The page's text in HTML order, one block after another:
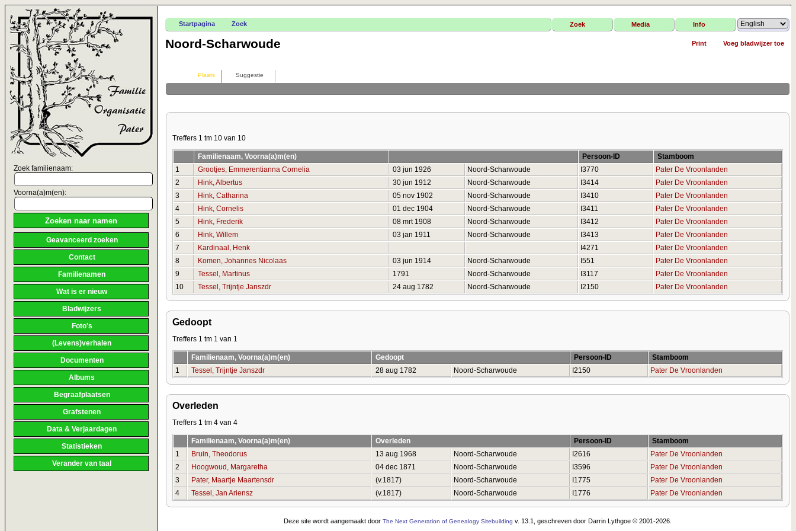
Zoek familienaam:
Voorna(a)m(en):
Geavanceerd zoeken
Contact
Familienamen
Wat is er nieuw
Bladwijzers
Foto's
(Levens)verhalen
Documenten
Albums
Begraafplaatsen
Grafstenen
Data & Verjaardagen
Statistieken
Verander van taal
Startpagina Zoek Zoek Media Info
Print Voeg bladwijzer toe
Noord-Scharwoude
Plaats Suggestie
Treffers 1 tm 10 van 10
Familienaam, Voorna(a)m(en) Persoon-ID
Stamboom
1
Grootjes, Emmerentianna Cornelia 03 jun 1926 Noord-Scharwoude I3770
Pater De Vroonlanden
2
Hink, Albertus 30 jun 1912 Noord-Scharwoude I3414
Pater De Vroonlanden
3
Hink, Catharina 05 nov 1902 Noord-Scharwoude I3410
Pater De Vroonlanden
4
Hink, Cornelis 01 dec 1904 Noord-Scharwoude I3411
Pater De Vroonlanden
5
Hink, Frederik 08 mrt 1908 Noord-Scharwoude I3412
Pater De Vroonlanden
6
Hink, Willem 03 jan 1911 Noord-Scharwoude I3413
Pater De Vroonlanden
7
Kardinaal, Henk I4271
Pater De Vroonlanden
8
Komen, Johannes Nicolaas 03 jun 1914 Noord-Scharwoude I551
Pater De Vroonlanden
9
Tessel, Martinus 1791 Noord-Scharwoude I3117
Pater De Vroonlanden
10
Tessel, Trijntje Janszdr 24 aug 1782 Noord-Scharwoude I2150 Pater De Vroonlanden
Gedoopt
Treffers 1 tm 1 van 1
Familienaam, Voorna(a)m(en) Gedoopt Persoon-ID
Stamboom
1
Tessel, Trijntje Janszdr 28 aug 1782 Noord-Scharwoude I2150 Pater De Vroonlanden
Overleden
Treffers 1 tm 4 van 4
Familienaam, Voorna(a)m(en) Overleden Persoon-ID
Stamboom
1
Bruin, Theodorus 13 aug 1968 Noord-Scharwoude I2616
Pater De Vroonlanden
2
Hoogwoud, Margaretha 04 dec 1871 Noord-Scharwoude I3596
Pater De Vroonlanden
3
Pater, Maartje Maartensdr (v.1817) Noord-Scharwoude I1775
Pater De Vroonlanden
4
Tessel, Jan Ariensz (v.1817) Noord-Scharwoude I1776 Pater De Vroonlanden
Deze site wordt aangemaakt door The Next Generation of Genealogy Sitebuilding v. 13.1, geschreven door Darrin Lythgoe © 2001-2026.